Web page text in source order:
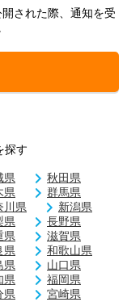
された際、通知を受
探す
県
秋田県
県
群馬県
川県
新潟県
県
長野県
県
滋賀県
県
和歌山県
県
山口県
県
福岡県
県
宮崎県